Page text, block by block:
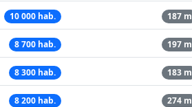
10 000 hab. 187 m
8 700 hab. 197 m
8 300 hab. 183 m
8 200 hab. 274 m